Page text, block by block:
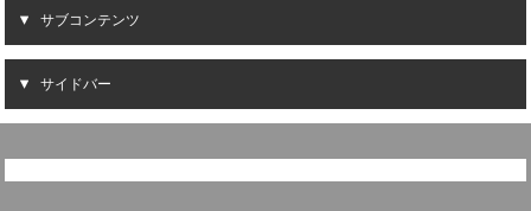
サブコンテンツ
サイドバー